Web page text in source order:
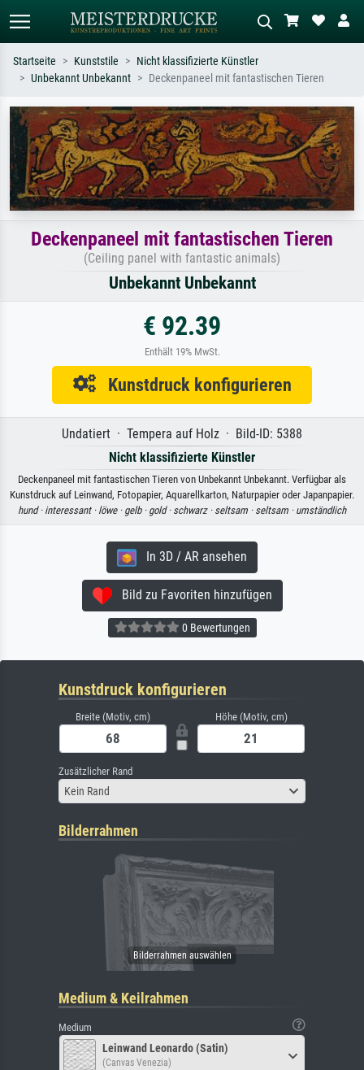
Suchen Sie nach Künstlern, Werktiteln
oder Stilen – z.B. Monet,
Sternennacht, Impressionismus, Welle
Hokusai, Akt.
Beschreiben Sie die Szene – z.B. Grüne
Wiese, Abstrakt mit viel Rot, Dunkles
Ölgemälde, Stehender Akt neben einem
Baum.
Startseite Kunststile
Nicht klassifizierte Künstler
Unbekannt Unbekannt
Deckenpaneel mit fantastischen Tieren
Deckenpaneel mit fantastischen Tieren
(Ceiling panel with fantastic animals)
Unbekannt Unbekannt
€ 92.39
Enthält 19% MwSt.
Kunstdruck konfigurieren
Undatiert · Tempera auf Holz · Bild-ID: 5388
Nicht klassifizierte Künstler
Deckenpaneel mit fantastischen Tieren von Unbekannt Unbekannt. Verfügbar als
Kunstdruck auf Leinwand, Fotopapier, Aquarellkarton, Naturpapier oder Japanpapier.
hund · interessant · löwe · gelb · gold · schwarz · seltsam · seltsam · umständlich
In 3D / AR ansehen
Bild zu Favoriten hinzufügen
0 Bewertungen
Kunstdruck konfigurieren
Breite (Motiv, cm) Höhe (Motiv, cm)
Zusätzlicher Rand
Kein Rand
Bilderrahmen
Medium & Keilrahmen
Medium
Leinwand Leonardo (Satin)
(Canvas Venezia)